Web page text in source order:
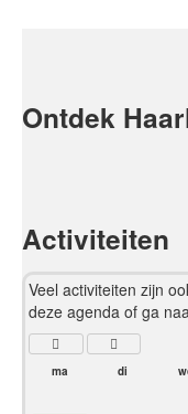
Ontdek
Activiteiten
Veel activiteiten zijn
deze agenda of ga
ma di